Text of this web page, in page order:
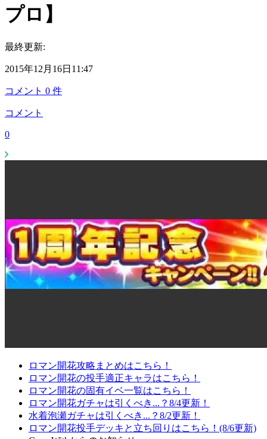
プロ】
最終更新:
2015年12月16日11:47
コメント 0 件
コメント
0
ロマン開花攻略まとめはこちら！
ロマン開花の投手適正キャラはこちら！
ロマン開花の固有イベ一覧はこちら！
ロマン開花ガチャは引くべき...？8/4更新！
水着泡瀬ガチャは引くべき...？8/2更新！
ロマン開花投手デッキと立ち回りはこちら！(8/6更新)